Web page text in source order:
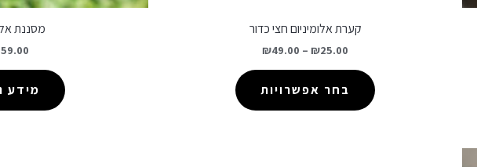
קערת אלומיניום חצי כדור
₪25.00
–
₪49.00
בחר אפשרויות
מסננת
מידע